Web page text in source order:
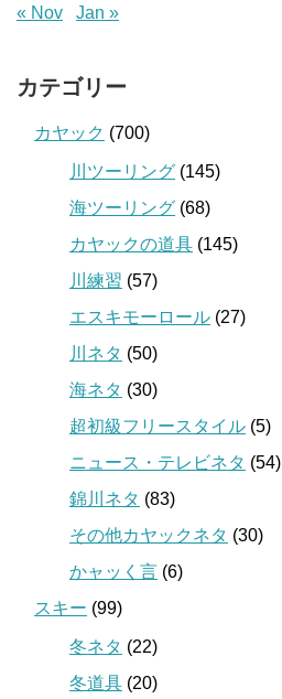
« Nov
Jan »
カテゴリー
カヤック (700)
川ツーリング (145)
海ツーリング (68)
カヤックの道具 (145)
川練習 (57)
エスキモーロール (27)
川ネタ (50)
海ネタ (30)
超初級フリースタイル (5)
ニュース・テレビネタ (54)
錦川ネタ (83)
その他カヤックネタ (30)
かャッく言 (6)
スキー (99)
冬ネタ (22)
冬道具 (20)